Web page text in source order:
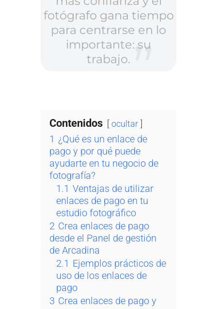
fotógrafo gana tiempo
para centrarse en lo
importante: su
trabajo.
Contenidos ocultar
1 ¿Qué es un enlace de
pago y por qué puede
ayudarte en tu negocio de
fotografía?
1.1 Ventajas de utilizar
enlaces de pago en tu
estudio fotográfico
2 Crea enlaces de pago
desde el Panel de gestión
de Arcadina
2.1 Ejemplos prácticos de
uso de los enlaces de
pago
3 Crea enlaces de pago y